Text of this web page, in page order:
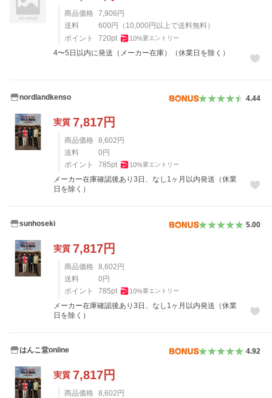
商品価格 7,906 円
送料
600 円 （ 10,000 円以上で送料無料）
ポイント
720pt 10%要エントリー
4〜5日以内に発送（メーカー在庫）（休業日を除く）
nordlandkenso 4.44
実質 7,817円
商品価格 8,602 円
送料
0 円
ポイント
785pt 10%要エントリー
メーカー在庫確認後あり3日、なし1ヶ月以内発送（休業
日を除く）
sunhoseki 5.00
実質 7,817円
商品価格 8,602 円
送料
0 円
ポイント
785pt 10%要エントリー
メーカー在庫確認後あり3日、なし1ヶ月以内発送（休業
日を除く）
はんこ堂online 4.92
実質 7,817円
商品価格 8,602 円